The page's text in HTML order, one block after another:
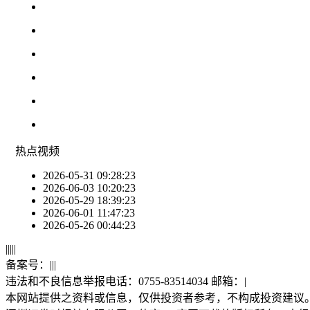
热点视频
2026-05-31 09:28:23
2026-06-03 10:20:23
2026-05-29 18:39:23
2026-06-01 11:47:23
2026-05-26 00:44:23
|||||
备案号： |||
违法和不良信息举报电话：0755-83514034 邮箱： |
本网站提供之资料或信息，仅供投资者参考，不构成投资建议